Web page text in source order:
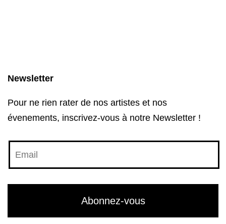
Newsletter
Pour ne rien rater de nos artistes et nos
évenements, inscrivez-vous à notre Newsletter !